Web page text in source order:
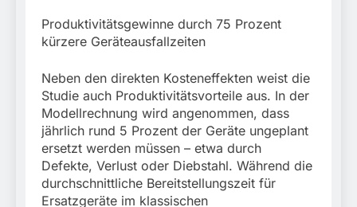
Produktivitätsgewinne durch 75 Prozent
kürzere Geräteausfallzeiten
Neben den direkten Kosteneffekten weist die
Studie auch Produktivitätsvorteile aus. In der
Modellrechnung wird angenommen, dass
jährlich rund 5 Prozent der Geräte ungeplant
ersetzt werden müssen – etwa durch
Defekte, Verlust oder Diebstahl. Während die
durchschnittliche Bereitstellungszeit für
Ersatzgeräte im klassischen